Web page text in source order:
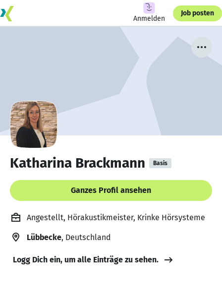
Anmelden
Job posten
Katharina Brackmann Basis
Ganzes Profil ansehen
Angestellt, Hörakustikmeister, Krinke Hörsysteme
Lübbecke, Deutschland
Logg Dich ein, um alle Einträge zu sehen.